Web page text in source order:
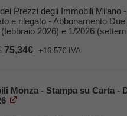
Prezzi degli Immobili Milano
e rilegato - Abbonamento
2026) e 1/2026
Il
85,00€.
75,34€Il
75,34€.
+16.57€ IVA
Monza - Stampa su Carta -